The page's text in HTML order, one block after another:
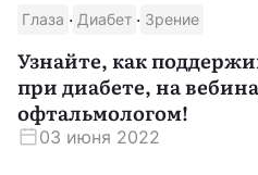
Глаза · Диабет · Зрение
Узнайте, как
при диабете, на
офтальмологом!
03 июня 2022